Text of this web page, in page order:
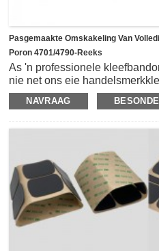
Pasgemaakte Omskakeling Van
Poron 4701/4790-Reeks
As 'n professionele
nie net ons eie
ook omskakelingsdienste vir
en Rogers Poron-materiaal is
diktes, verskillende
funksies en toepassings.Ons
Poron-materiaal verskaf,
snydienste volgens kliënt se
NAVRAAG